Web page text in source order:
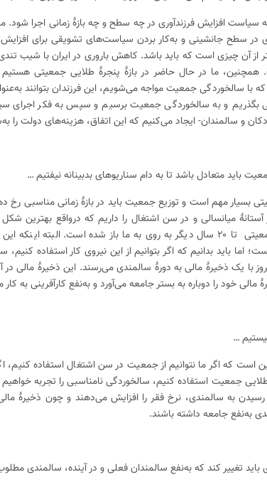
سیاست افزایش فرزندآوری در چه سطح و چه بازهٔ زمانی‌ اجرا شود.
از آن چیزی است که باید باشد. کاهش باروری در ایران با شیب
ما در حال حاضر در بازهٔ پنجرهٔ طلایی جمعیتی
که با سالخوردگی جمعیت مواجه می‌شویم، این فرزندان بتوانند
بگذریم و به سالخوردگی جمعیت برسیم و سپس به فکر اجرای
و سالمندان- ایجاد می‌کنیم که این اتفاق، هزینه‌های دولت را
باید متعادل باشد تا به دام سناریوهای بدبینانه نیفتیم …
بسیار مهم است و توزیع جمعیت باید در بازهٔ زمانی مناسبی رخ
آستانهٔ میانسالی و در سن اشتغال را داریم که درواقع
پنجرهٔ طلایی جمعیتی تا ۲۰ سال دیگر به روی به ما باز شده است.
اما باید بدانیم که اگر بتوانیم از این نیروی کار استفاده
با یک ذخیرهٔ مالی به دورهٔ سالمندی می‌رسند. این ذخیرهٔ مالی
مالی خود را دوباره به بستر جامعه می‌آورد و به‌نفع کارآفرینی به
…
است که اگر ما نتوانیم از جمعیت در سن اشتغال استفاده کنیم،
طلایی جمعیت استفاده کنیم، سالخوردگی نامناسبی را تجربه
رسیدن به سالمندی، نرخ فقر را افزایش می‌دهند و چون ذخیرهٔ
به‌نفع جامعه داشته باشند.
باید تغییر کند که به‌نفع سالمندان فعلی و در آینده، سالمندی